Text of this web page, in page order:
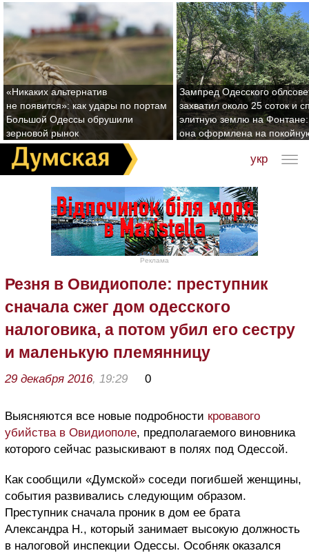
«Никаких альтернатив
не появится»: как удары по портам
Большой Одессы обрушили
зерновой рынок
Зампред Одесского
захватил около 25 соток и
элитную землю на Фонтане:
она оформлена на
укр
Реклама
Резня в Овидиополе: преступник
сначала сжег дом одесского
налоговика, а потом убил его сестру
и маленькую племянницу
29 декабря 2016, 19:29 0
Выясняются все новые подробности кровавого
убийства в Овидиополе, предполагаемого виновника
которого сейчас разыскивают в полях под Одессой.
Как сообщили «Думской» соседи погибшей женщины,
события развивались следующим образом.
Преступник сначала проник в дом ее брата
Александра Н., который занимает высокую должность
в налоговой инспекции Одессы. Особняк оказался